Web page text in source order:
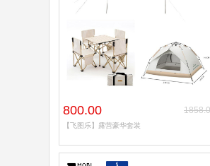
NBA
800.00
【飞图乐】露营豪华套装